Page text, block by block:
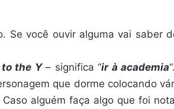
Se você ouvir alguma vai saber
the Y– significa “ir à academia
que dorme colocando
Caso alguém faça algo que foi